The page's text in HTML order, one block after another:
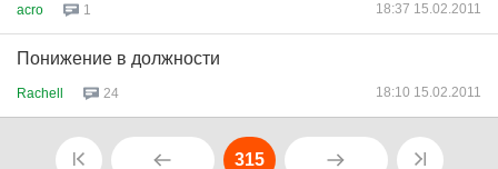
acro 1 18:37 15.02.2011
Понижение в должности
Rachell 24 18:10 15.02.2011
315